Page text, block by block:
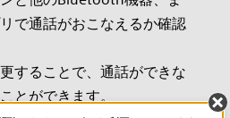
で通話がおこなえるか確認
することで、通話ができな
とができます。